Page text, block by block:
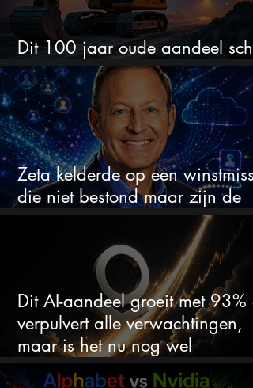
Dit 100 jaar oude aandeel
omhoog door de AI-boom
Zeta kelderde op een
die niet bestond maar zijn de
aandelen koopwaardig?
Dit AI-aandeel groeit met 93%
verpulvert alle verwachtingen,
maar is het nu nog wel
koopwaardig?